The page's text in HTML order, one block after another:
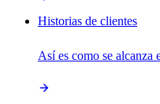
Historias de clientes
Así es como se alcanza